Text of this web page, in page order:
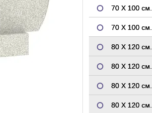
70 Х 100 см.
70 Х 100 см.
80 Х 120 см.
80 Х 120 см.
80 Х 120 см.
80 Х 120 см.